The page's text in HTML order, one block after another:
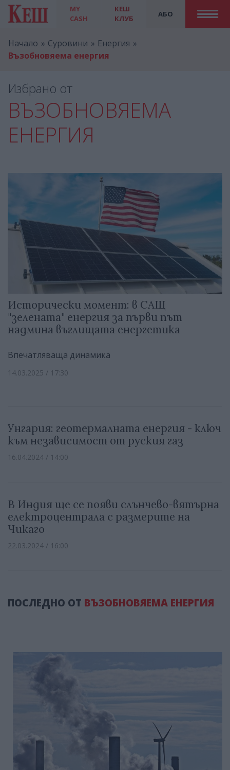
MY
CASH
АБО
КЕШ
КЛУБ
Начало Суровини
Енергия
Възобновяема енергия
Избрано от
ВЪЗОБНОВЯЕМА
ЕНЕРГИЯ
Исторически момент: в САЩ
"зелената" енергия за първи път
надмина въглищата енергетика
Впечатляваща динамика
14.03.2025 / 17:30
Унгария: геотермалната енергия - ключ
към независимост от руския газ
16.04.2024 / 14:00
В Индия ще се появи слънчево-вятърна
електроцентрала с размерите на
Чикаго
22.03.2024 / 16:00
ПОСЛЕДНО ОТ ВЪЗОБНОВЯЕМА ЕНЕРГИЯ